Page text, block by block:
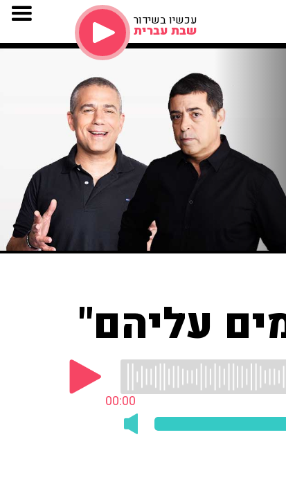
עכשיו בשידור
שבת עברית
עליהם"
00:00